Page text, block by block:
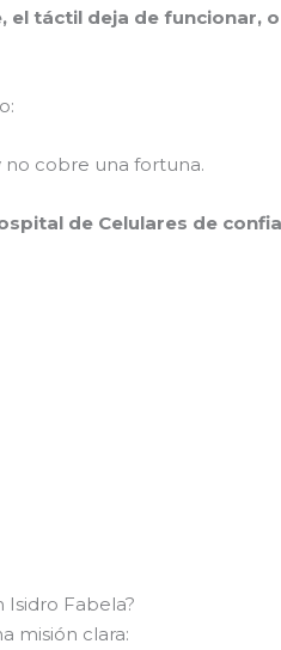
el táctil deja de funcionar,
no cobre una fortuna.
de Celulares de
Isidro Fabela?
misión clara: